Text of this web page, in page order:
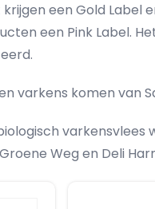
een Gold Label
een Pink Label.
varkens komen van
varkensvlees
Weg en Deli